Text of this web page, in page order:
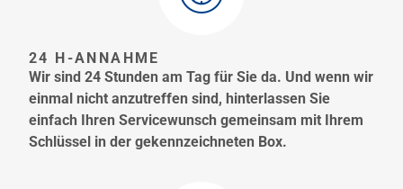
24 H-ANNAHME
Wir sind 24 Stunden am Tag für Sie da. Und wenn wir
einmal nicht anzutreffen sind, hinterlassen Sie
einfach Ihren Servicewunsch gemeinsam mit Ihrem
Schlüssel in der gekennzeichneten Box.